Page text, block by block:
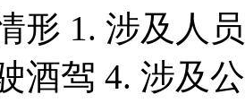
形 1. 涉及人
酒驾 4. 涉及